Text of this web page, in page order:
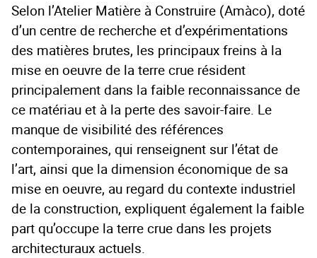
Selon l’Atelier Matière à Construire (Amàco), doté
d’un centre de recherche et d’expérimentations
des matières brutes, les principaux freins à la
mise en oeuvre de la terre crue résident
principalement dans la faible reconnaissance de
ce matériau et à la perte des savoir-faire. Le
manque de visibilité des références
contemporaines, qui renseignent sur l’état de
l’art, ainsi que la dimension économique de sa
mise en oeuvre, au regard du contexte industriel
de la construction, expliquent également la faible
part qu’occupe la terre crue dans les projets
architecturaux actuels.